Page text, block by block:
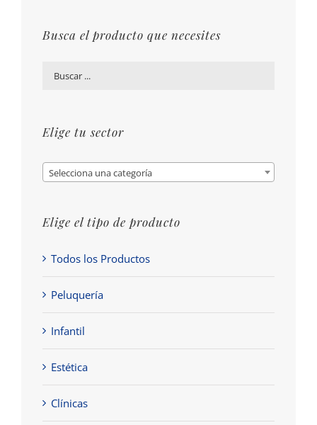
Busca el producto que necesites
Elige tu sector
Selecciona una categoría
Elige el tipo de producto
Todos los Productos
Peluquería
Infantil
Estética
Clínicas